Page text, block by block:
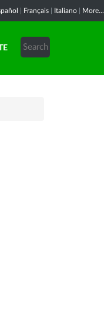
Français Italiano More...